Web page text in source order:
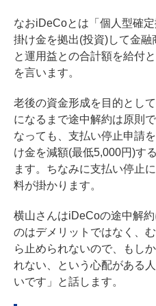
なおiDeCoとは「個人型確
掛け金を拠出(投資)して金
と運用益との合計額を給付
を言います。
老後の資金形成を目的とし
になるまで途中解約は原則
なっても、支払い停止申請
け金を減額(最低5,000円)す
ます。ちなみに支払い停止
料が掛かります。
横山さんはiDeCoの途中解
のはデメリットではなく、
ら止められないので、もし
れない、という心配がある
いです」と話します。